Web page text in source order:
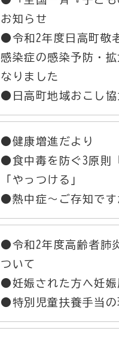
お知らせ
●令和2年度日高町敬
感染症の感染予防・
なりました
●日高町地域おこし
●健康増進だより
●食中毒を防ぐ3原則
「やっつける」
●熱中症～ご存知です
●令和2年度高齢者肺
ついて
●妊娠された方へ妊娠
●特別児童扶養手当の